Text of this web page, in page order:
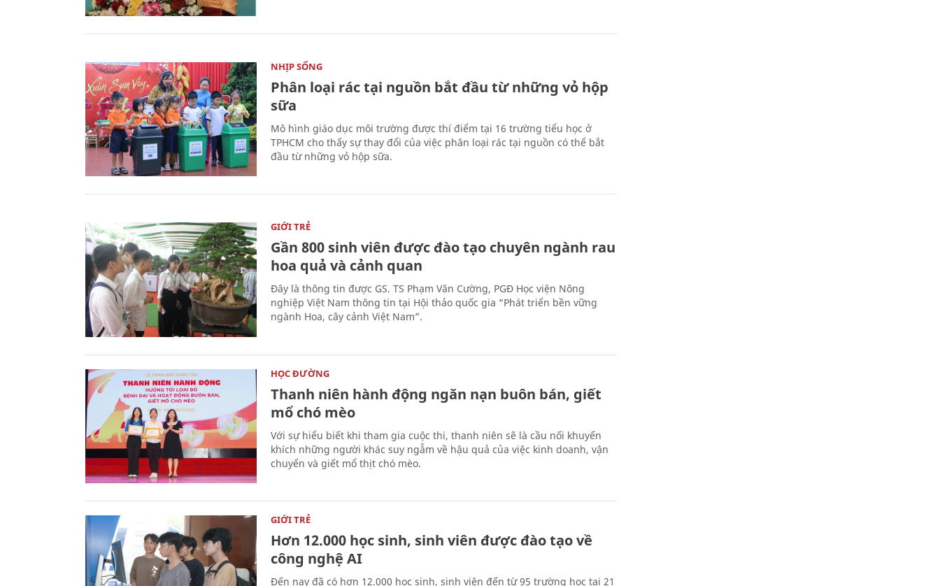
NHỊP SỐNG
Phân loại rác tại nguồn bắt đầu từ những vỏ hộp
sữa
Mô hình giáo dục môi trường được thí điểm tại 16 trường tiểu học ở
TPHCM cho thấy sự thay đổi của việc phân loại rác tại nguồn có thể bắt
đầu từ những vỏ hộp sữa.
GIỚI TRẺ
Gần 800 sinh viên được đào tạo chuyên ngành rau
hoa quả và cảnh quan
Đây là thông tin được GS. TS Phạm Văn Cường, PGĐ Học viện Nông
nghiệp Việt Nam thông tin tại Hội thảo quốc gia “Phát triển bền vững
ngành Hoa, cây cảnh Việt Nam”.
HỌC ĐƯỜNG
Thanh niên hành động ngăn nạn buôn bán, giết
mổ chó mèo
Với sự hiểu biết khi tham gia cuộc thi, thanh niên sẽ là cầu nối khuyến
khích những người khác suy ngẫm về hậu quả của việc kinh doanh, vận
chuyển và giết mổ thịt chó mèo.
GIỚI TRẺ
Hơn 12.000 học sinh, sinh viên được đào tạo về
công nghệ AI
Đến nay đã có hơn 12.000 học sinh, sinh viên đến từ 95 trường học tại 21